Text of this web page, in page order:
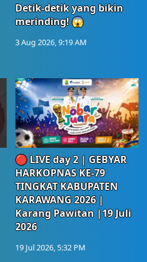
Detik-detik yang bikin
merinding! 😱
3 Aug 2026, 9:19 AM
🔴 LIVE day 2 | GEBYAR
HARKOPNAS KE-79
TINGKAT KABUPATEN
KARAWANG 2026 |
Karang Pawitan |19 Juli
2026
19 Jul 2026, 5:32 PM